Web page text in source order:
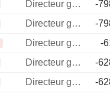
Directeur general
-
Directeur general
-
Directeur general
-
Directeur general
-
Directeur general
-